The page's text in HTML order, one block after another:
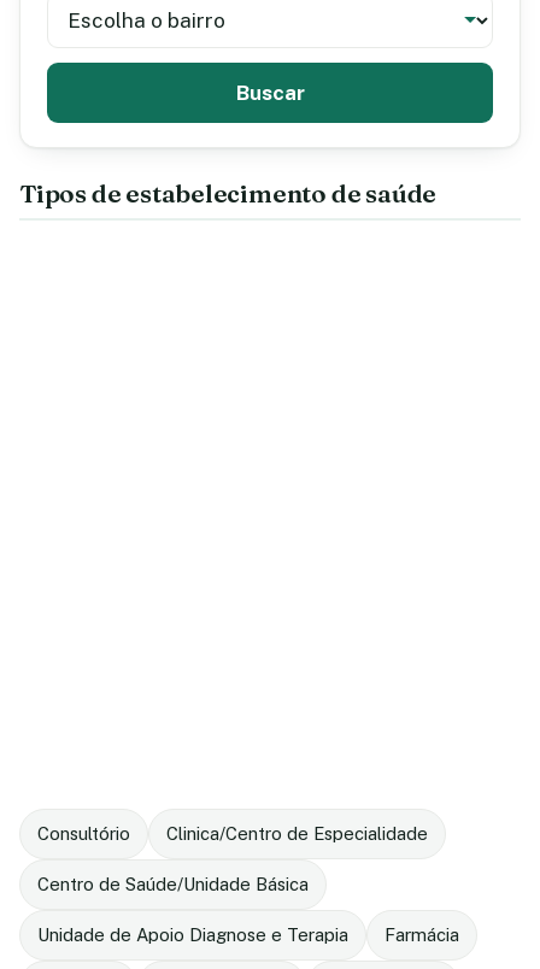
Buscar
Tipos de estabelecimento de saúde
Consultório Clinica/Centro de Especialidade
Centro de Saúde/Unidade Básica
Unidade de Apoio Diagnose e Terapia Farmácia